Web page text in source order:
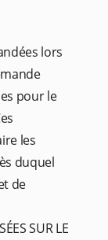
lors
pour le
les
duquel
de
SUR LE